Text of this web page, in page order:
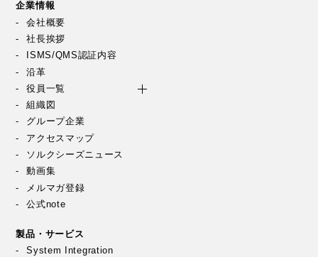
企業情報
会社概要
社長挨拶
ISMS/QMS認証内容
沿革
役員一覧
組織図
グループ企業
アクセスマップ
ソルクシーズニュース
動画集
メルマガ登録
公式note
製品・サービス
System Integration